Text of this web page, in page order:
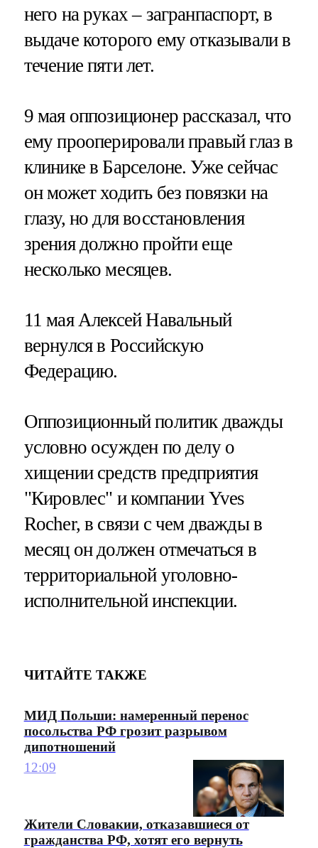
него на руках – загранпаспорт, в
выдаче которого ему отказывали в
течение пяти лет.
9 мая оппозиционер рассказал, что
ему прооперировали правый глаз в
клинике в Барселоне. Уже сейчас
он может ходить без повязки на
глазу, но для восстановления
зрения должно пройти еще
несколько месяцев.
11 мая Алексей Навальный
вернулся в Российскую
Федерацию.
Оппозиционный политик дважды
условно осужден по делу о
хищении средств предприятия
"Кировлес" и компании Yves
Rocher, в связи с чем дважды в
месяц он должен отмечаться в
территориальной уголовно-
исполнительной инспекции.
ЧИТАЙТЕ ТАКЖЕ
МИД Польши: намеренный перенос
посольства РФ грозит разрывом
дипотношений
12:09
Жители Словакии, отказавшиеся от
гражданства РФ, хотят его вернуть